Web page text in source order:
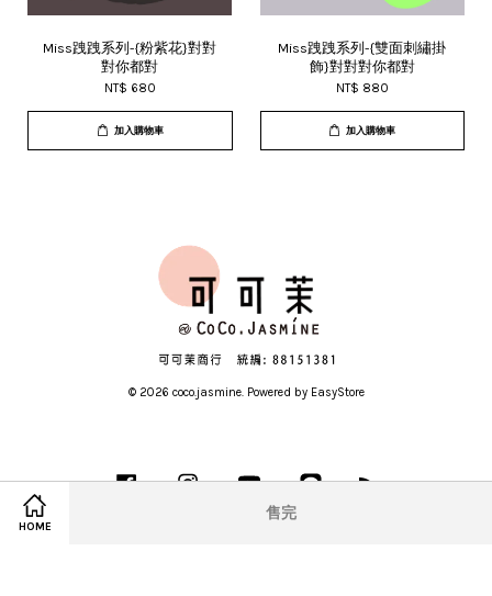
HOME
售完
Miss跩跩系列-{粉紫花}對對
對你都對
NT$ 680
加入購物車
Miss跩跩系列-{雙面刺繡掛
飾}對對對你都對
NT$ 880
加入購物車
© 2026 coco.jasmine. Powered by EasyStore
Facebook InstagramYouTube Line RSS